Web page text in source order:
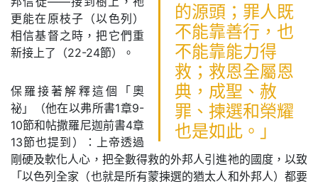
的源頭；罪人既
不能靠善行，也
不能靠能力得
救；救恩全屬恩
典，成聖、赦
罪、揀選和榮耀
也是如此。」
更能在原枝子（以色列）
相信基督之時，把它們重
新接上了（22-24節）。
保羅接著解釋這個「奧
祕」（他在以弗所書1章9-
10節和帖撒羅尼迦前書4章
13節也提到）：上帝透過
剛硬及軟化人心，把全數得救的外邦人引進祂的國度，以致
「以色列全家（也就是所有蒙揀選的猶太人和外邦人）都要